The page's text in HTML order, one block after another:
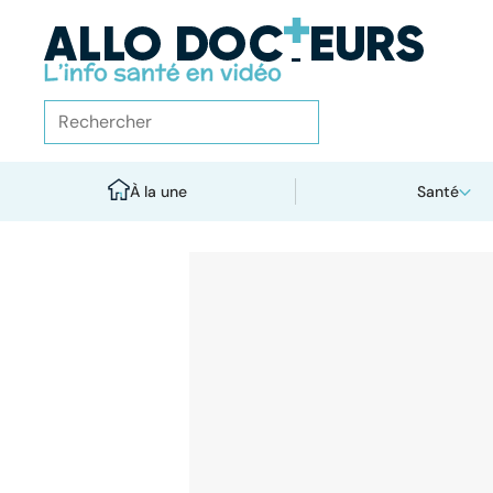
À la une Santé